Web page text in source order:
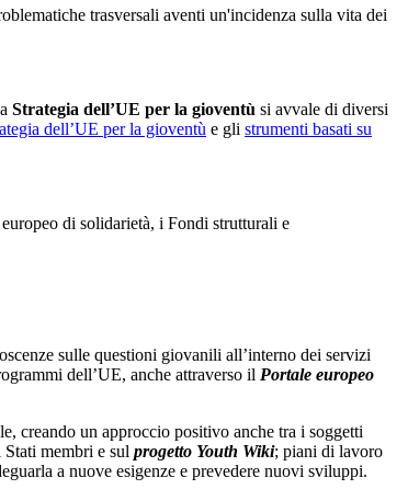
trasversali aventi un'incidenza sulla vita dei
Strategia dell’UE per la gioventù si avvale di diversi
dell’UE per la gioventù e gli strumenti basati su
di solidarietà, i Fondi strutturali e
sulle questioni giovanili all’interno dei servizi
dell’UE, anche attraverso il Portale europeo
creando un approccio positivo anche tra i soggetti
membri e sul progetto Youth Wiki; piani di lavoro
a nuove esigenze e prevedere nuovi sviluppi.